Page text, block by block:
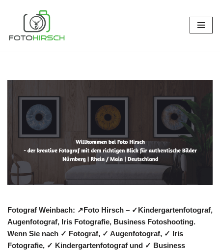
Inhalt
Fotograf Weinbach: ↗️Foto Hirsch – ✓Kindergartenfotograf,
Augenfotograf, Iris Fotografie, Business Fotoshooting.
Wenn Sie nach ✓ Fotograf, ✓ Augenfotograf, ✓ Iris
Fotografie, ✓ Kindergartenfotograf und ✓ Business